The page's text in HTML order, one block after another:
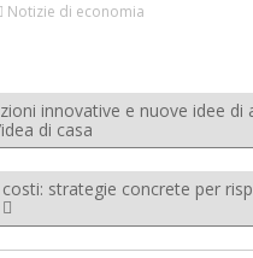
Notizie di economia
innovative e nuove idee di
di casa
costi: strategie concrete per